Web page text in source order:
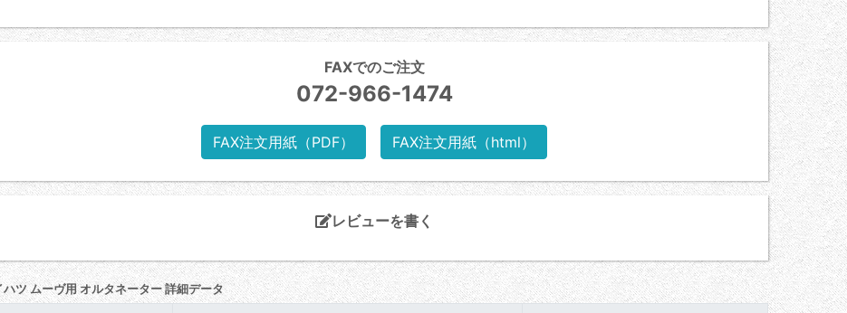
FAXでのご注文
072-966-1474
FAX注文用紙（PDF） FAX注文用紙（html）
レビューを書く
ハツ ムーヴ用 オルタネーター 詳細データ